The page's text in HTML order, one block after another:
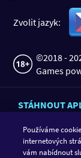
Zvolit jazyk:
©2018 -
Games
STÁHNOUT
Používáme
internetových
vám nabídnout